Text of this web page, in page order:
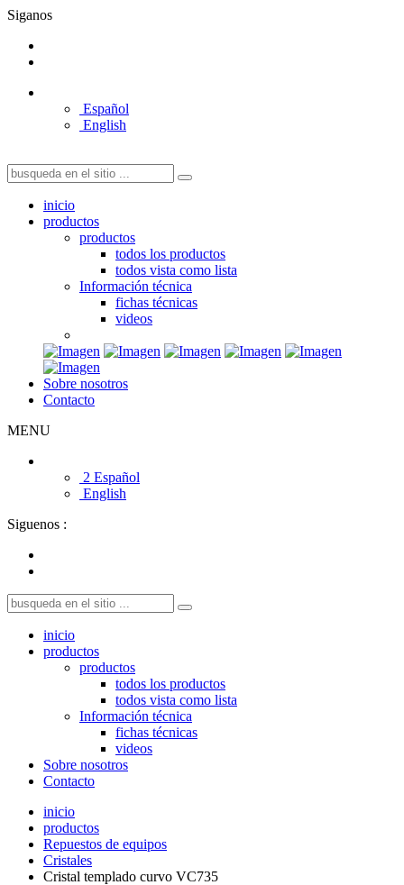
Siganos
Español
English
inicio
productos
productos
todos los productos
todos vista como lista
Información técnica
fichas técnicas
videos
Sobre nosotros
Contacto
MENU
2 Español
English
Siguenos :
inicio
productos
productos
todos los productos
todos vista como lista
Información técnica
fichas técnicas
videos
Sobre nosotros
Contacto
inicio
productos
Repuestos de equipos
Cristales
Cristal templado curvo VC735